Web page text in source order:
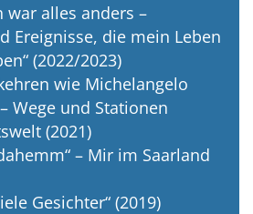
war alles anders –
Ereignisse, die mein Leben
(2022/2023)
wie Michelangelo
Wege und Stationen
(2021)
– Mir im Saarland
Gesichter“ (2019)